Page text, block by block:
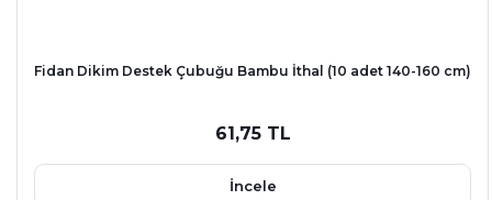
Fidan Dikim Destek Çubuğu Bambu İthal (10 adet 140-160 cm)
61,75 TL
İncele